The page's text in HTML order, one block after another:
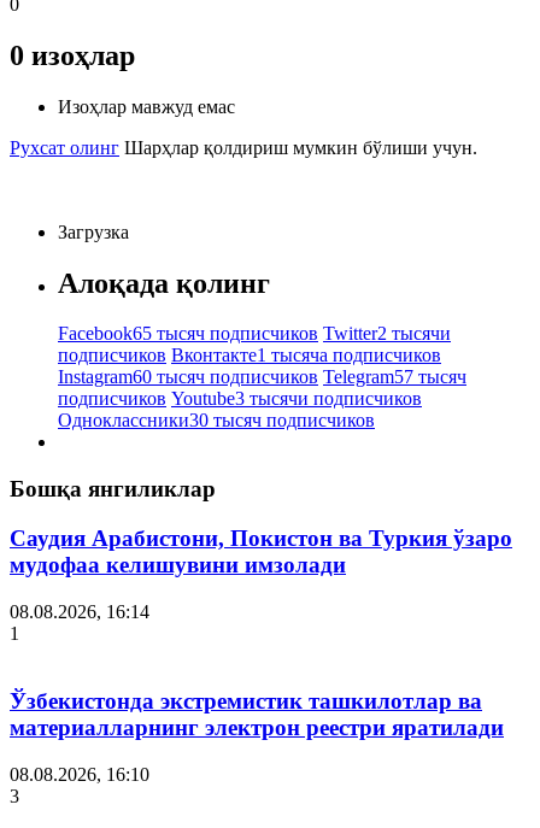
0 изоҳлар
Изоҳлар мавжуд емас
Рухсат олинг Шарҳлар қолдириш мумкин бўлиши учун.
Загрузка
Алоқада қолинг
Facebook65 тысяч подписчиков Twitter2 тысячи
подписчиков Вконтакте1 тысяча подписчиков
Instagram60 тысяч подписчиков Telegram57 тысяч
подписчиков Youtube3 тысячи подписчиков
Одноклассники30 тысяч подписчиков
Бошқа янгиликлар
Саудия Арабистони, Покистон ва Туркия ўзаро
мудофаа келишувини имзолади
08.08.2026, 16:14
1
Ўзбекистонда экстремистик ташкилотлар ва
материалларнинг электрон реестри яратилади
08.08.2026, 16:10
3